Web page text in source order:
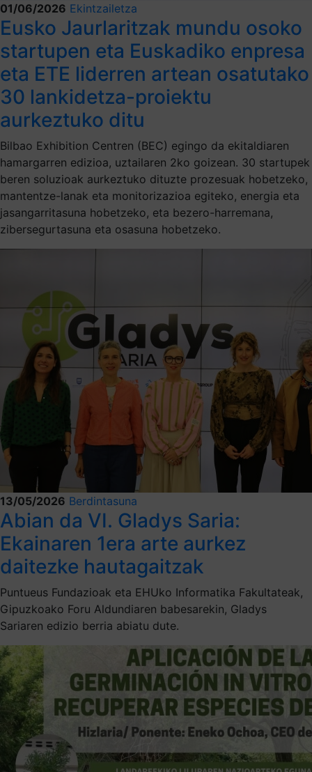
01/06/2026 Ekintzailetza
Eusko Jaurlaritzak mundu osoko
startupen eta Euskadiko enpresa
eta ETE liderren artean osatutako
30 lankidetza-proiektu
aurkeztuko ditu
Bilbao Exhibition Centren (BEC) egingo da ekitaldiaren
hamargarren edizioa, uztailaren 2ko goizean. 30 startupek
beren soluzioak aurkeztuko dituzte prozesuak hobetzeko,
mantentze-lanak eta monitorizazioa egiteko, energia eta
jasangarritasuna hobetzeko, eta bezero-harremana,
zibersegurtasuna eta osasuna hobetzeko.
13/05/2026 Berdintasuna
Abian da VI. Gladys Saria:
Ekainaren 1era arte aurkez
daitezke hautagaitzak
Puntueus Fundazioak eta EHUko Informatika Fakultateak,
Gipuzkoako Foru Aldundiaren babesarekin, Gladys
Sariaren edizio berria abiatu dute.